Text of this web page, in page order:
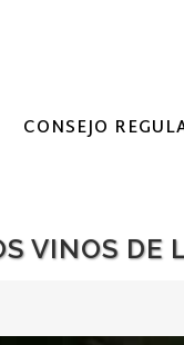
CONSEJO
VINOS DE